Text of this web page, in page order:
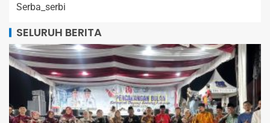
Serba_serbi
SELURUH BERITA